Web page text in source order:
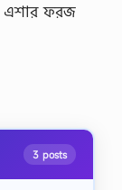
এশার ফরজ
3 posts